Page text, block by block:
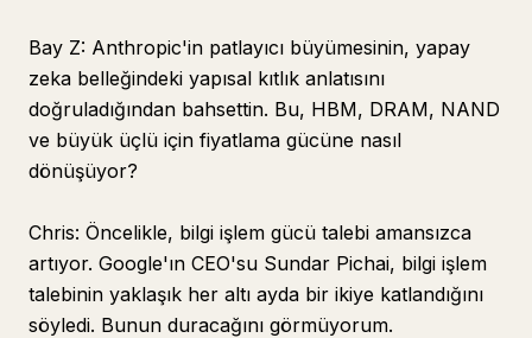
Bay Z: Anthropic'in patlayıcı büyümesinin, yapay
zeka belleğindeki yapısal kıtlık anlatısını
doğruladığından bahsettin. Bu, HBM, DRAM, NAND
ve büyük üçlü için fiyatlama gücüne nasıl
dönüşüyor?
Chris: Öncelikle, bilgi işlem gücü talebi amansızca
artıyor. Google'ın CEO'su Sundar Pichai, bilgi işlem
talebinin yaklaşık her altı ayda bir ikiye katlandığını
söyledi. Bunun duracağını görmüyorum.